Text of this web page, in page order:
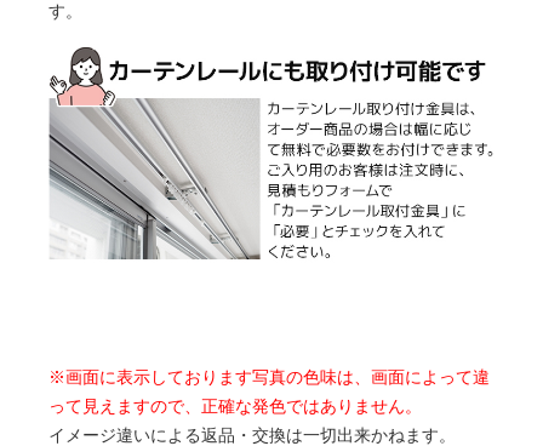
す。
※画面に表示しております写真の色味は、画面によって違
って見えますので、正確な発色ではありません。
イメージ違いによる返品・交換は一切出来かねます。